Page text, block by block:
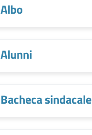
Albo
Alunni
Bacheca sindacale